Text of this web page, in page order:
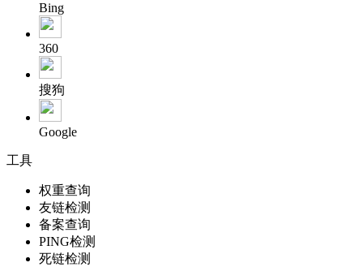
Bing
360
搜狗
Google
工具
权重查询
友链检测
备案查询
PING检测
死链检测